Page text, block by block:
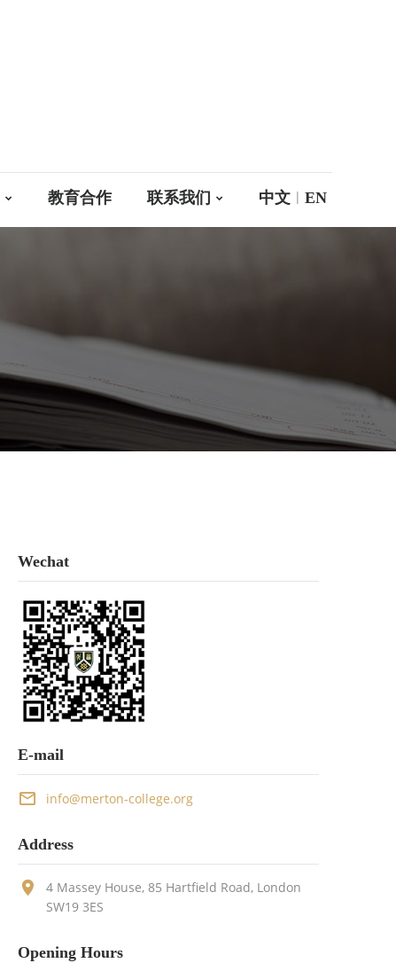
教育合作 联系我们 中文| EN
Wechat
E-mail
info@merton-college.org
Address
4 Massey House, 85 Hartfield Road, London
SW19 3ES
Opening Hours